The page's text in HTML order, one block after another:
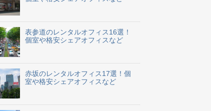
表参道のレンタルオフィス16選！
個室や格安シェアオフィスなど
赤坂のレンタルオフィス17選！個
室や格安シェアオフィスなど